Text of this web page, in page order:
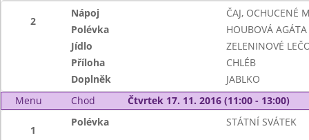
2
Nápoj
ČAJ, OCHUCENÉ
Polévka
HOUBOVÁ AGÁTA
Jídlo
ZELENINOVÉ
Příloha
CHLÉB
Doplněk
JABLKO
Menu
Chod Čtvrtek 17. 11. 2016 (11:00 - 13:00)
1
Polévka STÁTNÍ SVÁTEK